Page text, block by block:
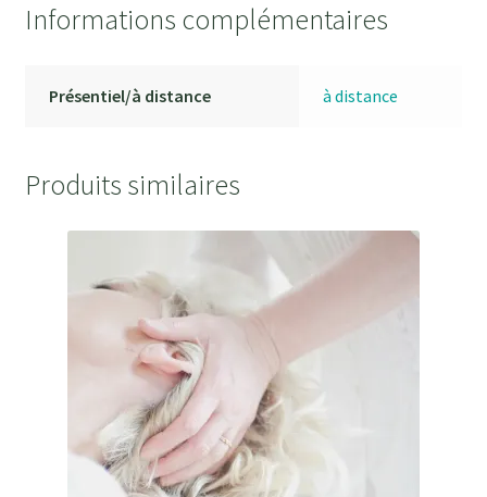
Informations complémentaires
Présentiel/à distance à distance
Produits similaires